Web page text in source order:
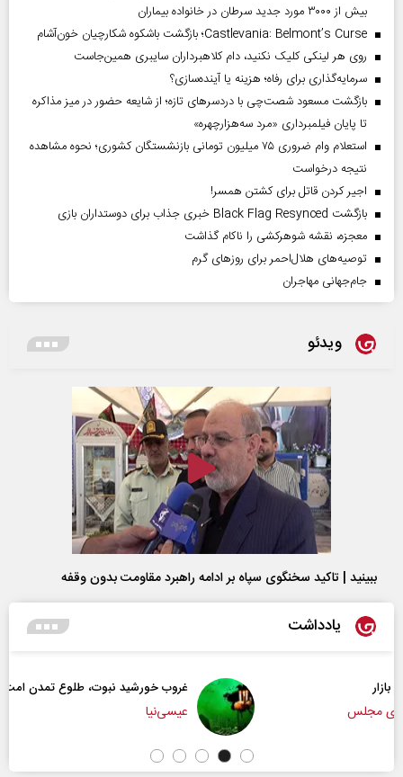
بیش از ۳۰۰۰ مورد جدید سرطان در خانواده بیماران
Castlevania: Belmont’s Curse؛ بازگشت باشکوه شکارچیان خون‌آشام
روی هر لینکی کلیک نکنید، دام کلاهبرداران سایبری همین‌جاست
سرمایه‌گذاری برای رفاه؛ هزینه یا آینده‌سازی؟
بازگشت مسعود شصت‌چی با دردسر‌های تازه؛ از شایعه حضور در میز مذاکره
تا پایان فیلمبرداری «مرد سه‌هزارچهره»
استعلام وام ضروری ۷۵ میلیون تومانی بازنشستگان کشوری؛ نحوه مشاهده
نتیجه درخواست
اجیر کردن قاتل برای کشتن همسر!
بازگشت Black Flag Resynced خبری جذاب برای دوستداران بازی
معجزه، نقشه شوهرکشی را ناکام گذاشت
توصیه‌های هلال‌احمر برای روز‌های گرم
جام‌جهانی مهاجران
ویدئو
ببینید | تاکید سخنگوی سپاه بر ادامه راهبرد مقاومت بدون وقفه
یادداشت
غروب خورشید نبوت، طلوع تمدن امت
عیسی‌نیا